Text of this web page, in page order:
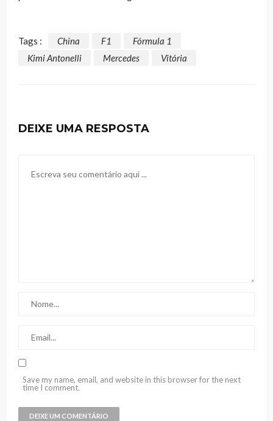
Tags : China F1
Fórmula 1
Kimi Antonelli
Mercedes Vitória
DEIXE UMA RESPOSTA
Save my name, email, and website in this browser for the next
time I comment.